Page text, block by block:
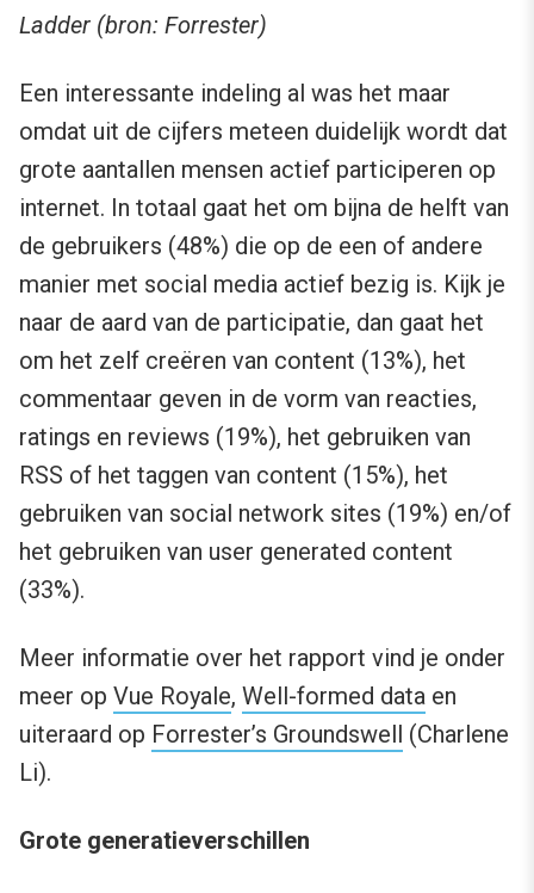
Ladder (bron: Forrester)
Een interessante indeling al was het maar
omdat uit de cijfers meteen duidelijk wordt dat
grote aantallen mensen actief participeren op
internet. In totaal gaat het om bijna de helft van
de gebruikers (48%) die op de een of andere
manier met social media actief bezig is. Kijk je
naar de aard van de participatie, dan gaat het
om het zelf creëren van content (13%), het
commentaar geven in de vorm van reacties,
ratings en reviews (19%), het gebruiken van
RSS of het taggen van content (15%), het
gebruiken van social network sites (19%) en/of
het gebruiken van user generated content
(33%).
Meer informatie over het rapport vind je onder
meer op Vue Royale, Well-formed data en
uiteraard op Forrester’s Groundswell (Charlene
Li).
Grote generatieverschillen